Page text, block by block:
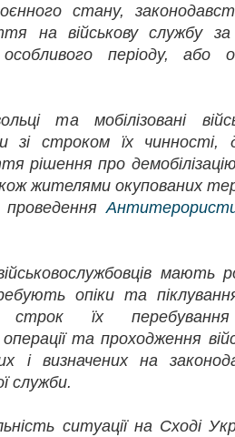
стану,
на військову службу
періоду, або
та мобілізовані
зі строком їх чинності,
рішення про
жителями окупованих
проведення
мають
опіки та
строк їх
та проходження
і визначених на
служби.
ситуації на Сході